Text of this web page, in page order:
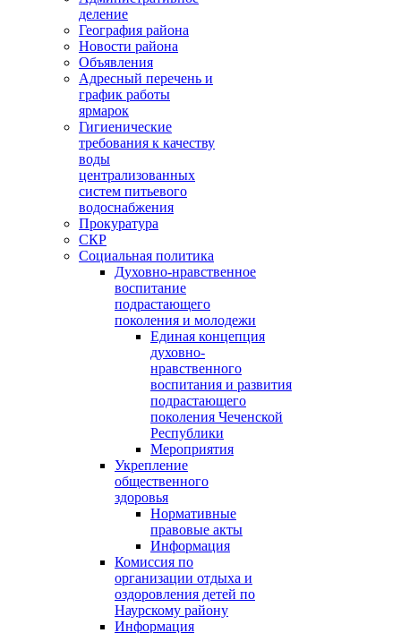
деление
География района
Новости района
Объявления
Адресный перечень и
график работы
ярмарок
Гигиенические
требования к качеству
воды
централизованных
систем питьевого
водоснабжения
Прокуратура
СКР
Социальная политика
Духовно-нравственное
воспитание
подрастающего
поколения и молодежи
Единая концепция
духовно-
нравственного
воспитания и развития
подрастающего
поколения Чеченской
Республики
Мероприятия
Укрепление
общественного
здоровья
Нормативные
правовые акты
Информация
Комиссия по
организации отдыха и
оздоровления детей по
Наурскому району
Информация